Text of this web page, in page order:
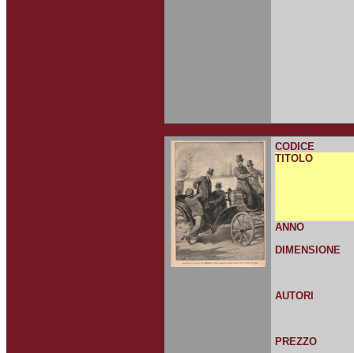
CODICE
TITOLO
ANNO
DIMENSIONE
AUTORI
PREZZO